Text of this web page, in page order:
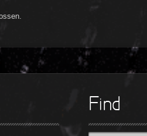
Find